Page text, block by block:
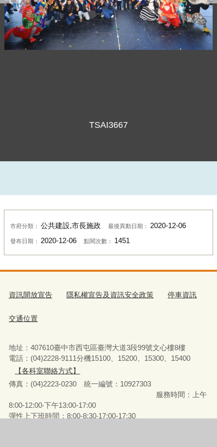
TSAI3667
市府分類： 公共建設,市長施政 最後異動日期： 2020-12-06
發布日期： 2020-12-06 點閱次數： 1451
資訊開放宣告 隱私權宣告及資訊安全政策 停車資訊
交通位置
地址：407610臺中市西屯區臺灣大道3段99號文心樓8樓
電話：(04)2228-9111分機15100、15200、15300、15400
【各科室聯絡方式】
傳真：(04)2223-0230 統一編號 ： 10927303
服務時間：上午
8:00-12:00‧下午13:00-17:00
彈性上下班時間：8:00-8:30‧17:00-17:30